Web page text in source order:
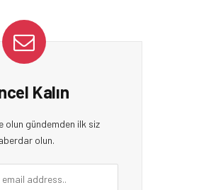
Kalın
olun gündemden ilk siz
olun.